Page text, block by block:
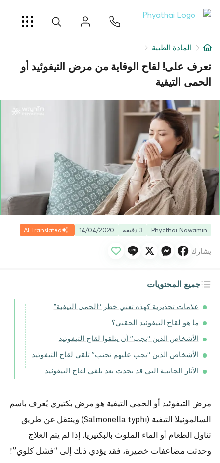
عن
فرع المستشفى
المادة الطبية
تعرف على! لقاح الوقاية من مرض التيفوئيد أو
الحمى التيفية
Phyathai Nawamin 3 دقيقة 14/04/2020
AI Translated
يشارك
جميع المحتويات
علامات تحذيرية كهذه تعني خطر “الحمى التيفية”
ما هو لقاح التيفوئيد الحقني؟
الأشخاص الذين “يجب” أن يتلقوا لقاح التيفوئيد
الأشخاص الذين “يجب عليهم تجنب” تلقي لقاح التيفوئيد
الآثار الجانبية التي قد تحدث بعد تلقي لقاح التيفوئيد
مرض التيفوئيد أو الحمى التيفية هو مرض بكتيري يُعرف باسم
السالمونيلا التيفية (Salmonella typhi) وينتقل عن طريق
تناول الطعام أو الماء الملوث بالبكتيريا. إذا لم يتم العلاج
وحدثت مضاعفات خطيرة، فقد يؤدي ذلك إلى “فشل كلوي”!